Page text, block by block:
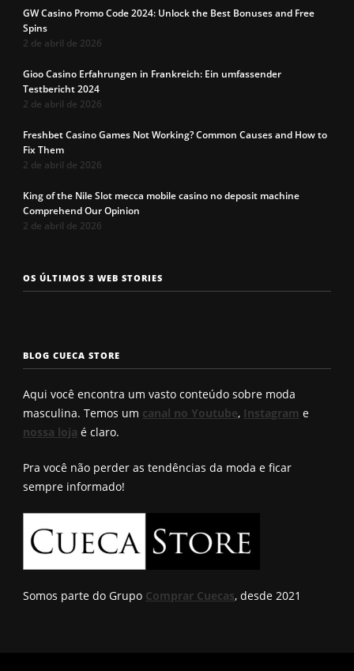
GW Casino Promo Code 2024: Unlock the Best Bonuses and Free
Spins
2 de abril de 2026
Gioo Casino Erfahrungen in Frankreich: Ein umfassender
Testbericht 2024
2 de abril de 2026
Freshbet Casino Games Not Working? Common Causes and How to
Fix Them
2 de abril de 2026
King of the Nile Slot mecca mobile casino no deposit machine
Comprehend Our Opinion
2 de abril de 2026
OS ÚLTIMOS 3 WEB STORIES
Os 7 tipos de
rosto
seu?
Cueca com
enchimento
a cueca
Roberto
BLOG CUECA STORE
Aqui você encontra um vasto conteúdo sobre moda
masculina. Temos um canal no Youtube, Instagram e
nossa loja é claro.
Pra você não perder as tendências da moda e ficar
sempre informado!
Somos parte do Grupo Comprar Cuecas, desde 2021